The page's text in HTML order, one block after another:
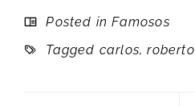
Posted inFamosos
Tagged carlos,roberto